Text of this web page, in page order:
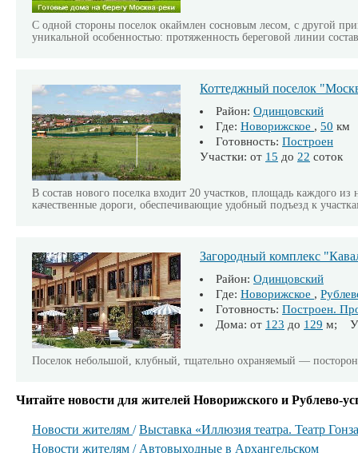
С одной стороны поселок окаймлен сосновым лесом, с другой
уникальной особенностью: протяженность береговой линии
Коттеджный поселок
Район: Одинцовский
Где: Новорижское , 50 км
Готовность: Построен
Участки: от 15 до 22 соток
В состав нового поселка входит 20 участков, площадь каждого
качественные дороги, обеспечивающие удобный подъезд к
Загородный комплекс
Район: Одинцовский
Где: Новорижское ,
Готовность: Построен.
Дома: от 123 до 129 м;
Поселок небольшой, клубный, тщательно охраняемый —
Читайте новости для жителей Новорижского и Рублево-
Новости жителям /Выставка «Иллюзия театра. Театр
Новости жителям / Автовыходные в Архангельском